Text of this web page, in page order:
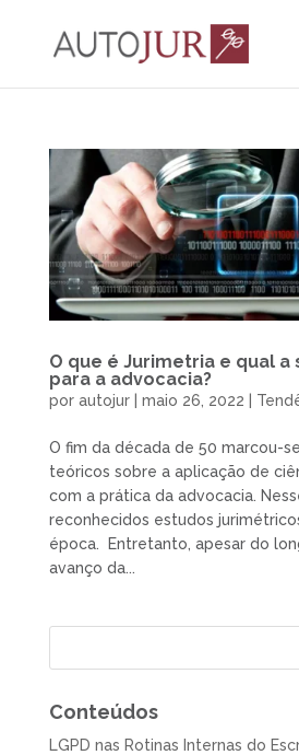
O que é Jurimetria e qual
para a advocacia?
por autojur| maio 26, 2022
O fim da década de 50 marcou-
teóricos sobre a aplicação de
com a prática da advocacia.
reconhecidos estudos
época. Entretanto, apesar do
avanço da...
Conteúdos
LGPD nas Rotinas Internas do